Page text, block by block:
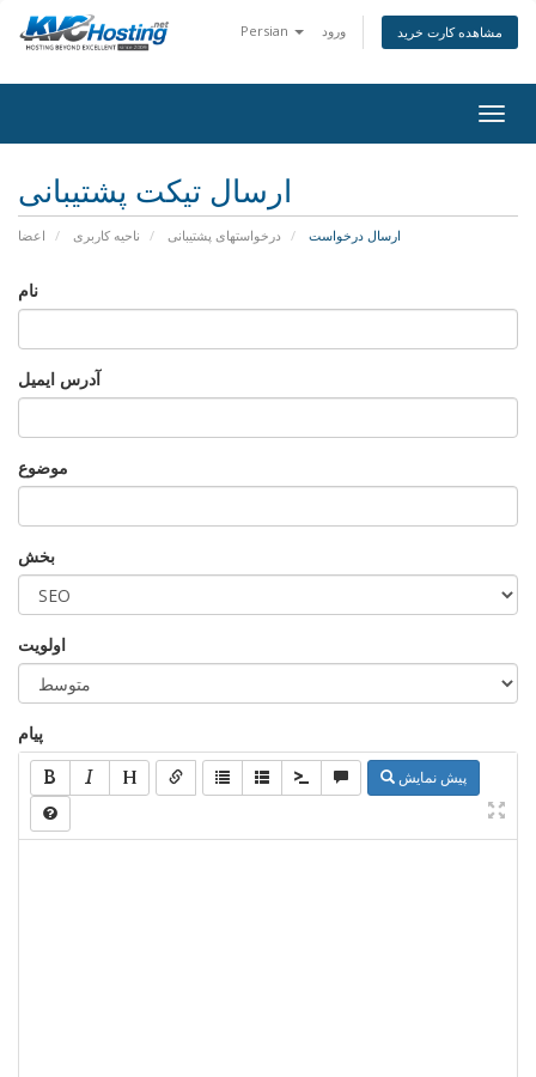
Persian ورود مشاهده کارت خرید
ارسال تیکت پشتیبانی
اعضا ناحیه کاربری درخواستهای پشتیبانی ارسال درخواست
نام
آدرس ایمیل
موضوع
بخش
اولویت
پیام
پیش نمایش